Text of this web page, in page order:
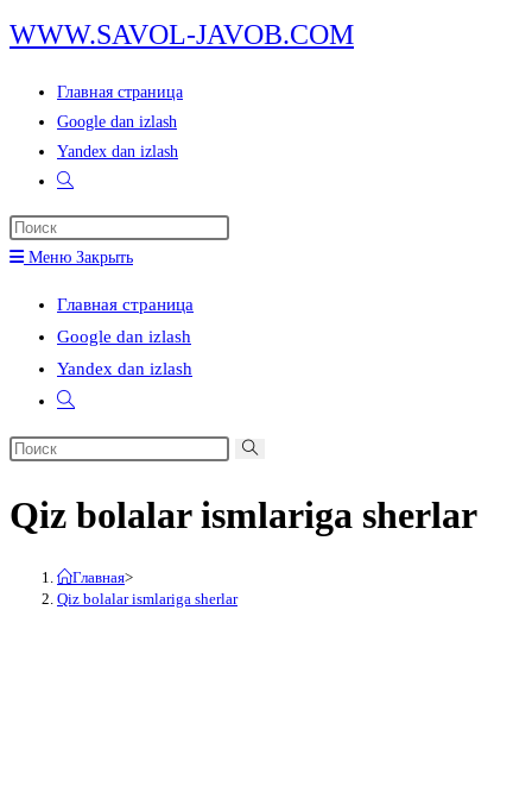
Перейти
к
содержимому
WWW.SAVOL-JAVOB.COM
Главная страница
Google dan izlash
Yandex dan izlash
Переключить
по
веб-
сайту
Меню Закрыть
Главная страница
Google dan izlash
Yandex dan izlash
Переключить
по
сайту
Поиск
сайте
Qiz bolalar ismlariga sherlar
Главная>
Qiz bolalar ismlariga sherlar